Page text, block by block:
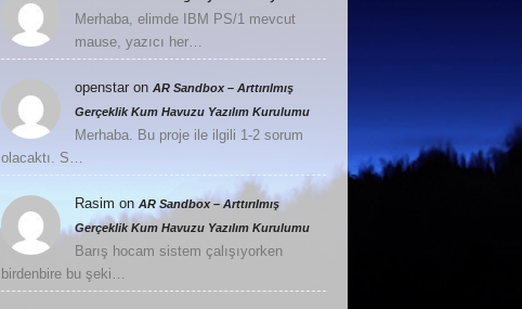
Merhaba, elimde IBM PS/1 mevcut
mause, yazıcı her…
openstar on AR Sandbox – Arttırılmış
Gerçeklik Kum Havuzu Yazılım Kurulumu
Merhaba. Bu proje ile ilgili 1-2 sorum
olacaktı. S…
Rasim on AR Sandbox – Arttırılmış
Gerçeklik Kum Havuzu Yazılım Kurulumu
Barış hocam sistem çalışıyorken
birdenbire bu şeki…